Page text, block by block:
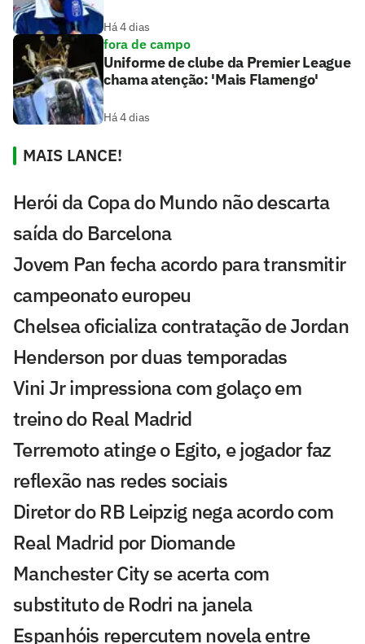
Há 4 dias
fora de campo
Uniforme de clube da Premier League
chama atenção: 'Mais Flamengo'
Há 4 dias
MAIS LANCE!
Herói da Copa do Mundo não descarta
saída do Barcelona
Jovem Pan fecha acordo para transmitir
campeonato europeu
Chelsea oficializa contratação de Jordan
Henderson por duas temporadas
Vini Jr impressiona com golaço em
treino do Real Madrid
Terremoto atinge o Egito, e jogador faz
reflexão nas redes sociais
Diretor do RB Leipzig nega acordo com
Real Madrid por Diomande
Manchester City se acerta com
substituto de Rodri na janela
Espanhóis repercutem novela entre